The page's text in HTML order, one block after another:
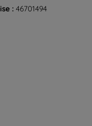
: 46701494